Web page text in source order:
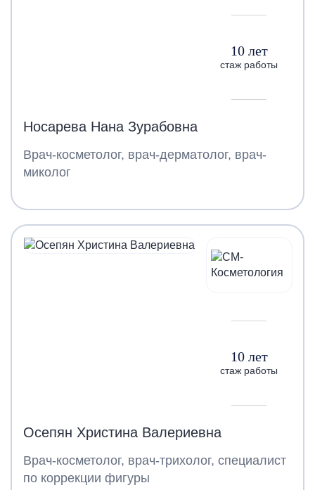
10 лет
стаж работы
Носарева Нана Зурабовна
Врач-косметолог, врач-дерматолог, врач-
миколог
10 лет
стаж работы
Осепян Христина Валериевна
Врач-косметолог, врач-трихолог, специалист
по коррекции фигуры